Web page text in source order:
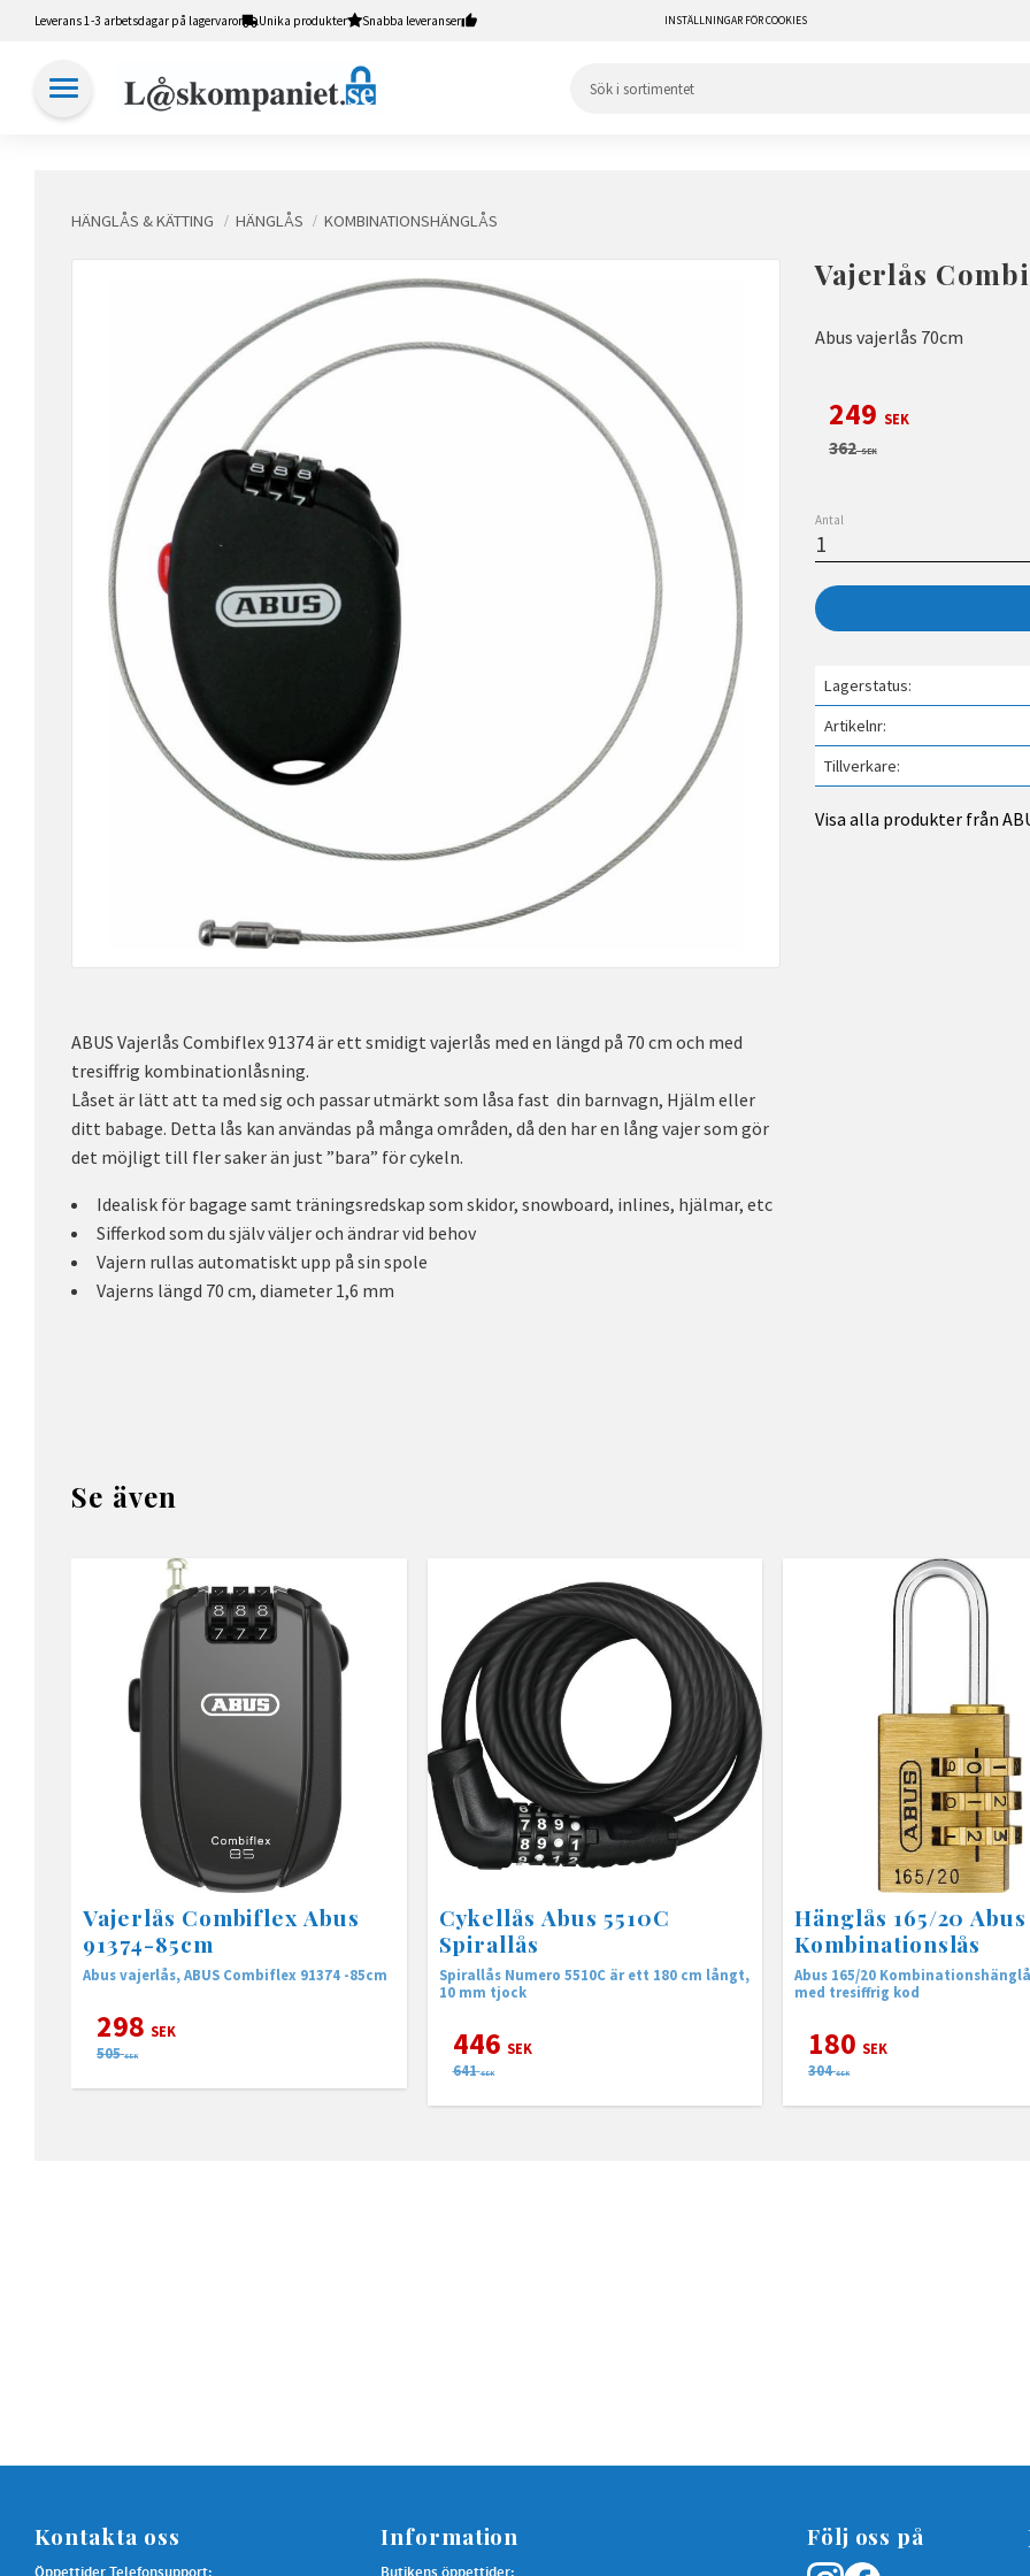
Leverans 1-3 arbetsdagar på lagervaror Unika produkter Snabba leveranser INSTÄLLNINGAR FÖR COOKIES
HÄNGLÅS & KÄTTING HÄNGLÅS KOMBINATIONSHÄNGLÅS
Vajerlås
Abus vajerlås 70cm
Nedsatt pris:
249 SEK
Ordinarie pris:
362SEK
Antal
Lagerstatus
Artikelnr
Tillverkare
Visa alla produkter från
ABUS Vajerlås Combiflex 91374 är ett smidigt vajerlås med en längd på 70 cm och med
tresiffrig kombinationlåsning.
Låset är lätt att ta med sig och passar utmärkt som låsa fast din barnvagn, Hjälm eller
ditt babage. Detta lås kan användas på många områden, då den har en lång vajer som gör
det möjligt till fler saker än just ”bara” för cykeln.
Idealisk för bagage samt träningsredskap som skidor, snowboard, inlines, hjälmar, etc
Sifferkod som du själv väljer och ändrar vid behov
Vajern rullas automatiskt upp på sin spole
Vajerns längd 70 cm, diameter 1,6 mm
Se även
Vajerlås Combiflex Abus
91374-85cm
Abus vajerlås, ABUS Combiflex 91374 -85cm
298 SEK
505 SEK
Cykellås Abus 5510C
Spirallås
Spirallås Numero 5510C är ett 180 cm långt,
10 mm tjock
446 SEK
641 SEK
Hänglås 165/20 Abus
Kombinationslås
Abus 165/20
med tresiffrig kod
180 SEK
304 SEK
Kontakta oss Information Följ oss på